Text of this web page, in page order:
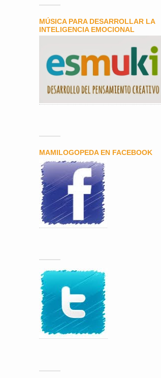
MÚSICA PARA DESARROLLAR LA
INTELIGENCIA EMOCIONAL
MAMILOGOPEDA EN FACEBOOK